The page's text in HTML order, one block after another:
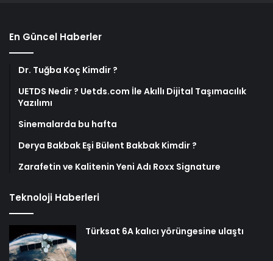
En Güncel Haberler
Dr. Tuğba Koç Kimdir ?
UETDS Nedir ? Uetds.com İle Akıllı Dijital Taşımacılık
Yazılımı
Sinemalarda bu hafta
Derya Bakbak Eşi Bülent Bakbak Kimdir ?
Zarafetin ve Kalitenin Yeni Adı Roxx Signature
Teknoloji Haberleri
Türksat 6A kalıcı yörüngesine ulaştı